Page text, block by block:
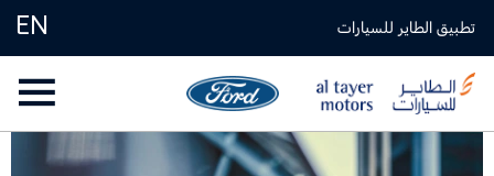
EN تطبيق الطاير للسيارات